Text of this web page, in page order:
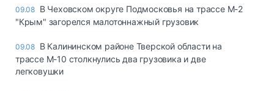
09.08 В Чеховском округе Подмосковья на трассе М-2
"Крым" загорелся малотоннажный грузовик
09.08 В Калининском районе Тверской области на
трассе М-10 столкнулись два грузовика и две
легковушки